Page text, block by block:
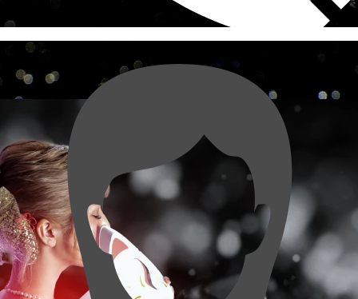
求人もコチラへお電話ください!